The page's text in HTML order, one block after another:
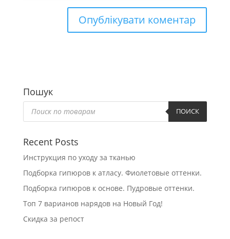
Пошук
Пошук
товарів ПОИСК
Recent Posts
Инструкция по уходу за тканью
Подборка гипюров к атласу. Фиолетовые оттенки.
Подборка гипюров к основе. Пудровые оттенки.
Топ 7 варианов нарядов на Новый Год!
Скидка за репост